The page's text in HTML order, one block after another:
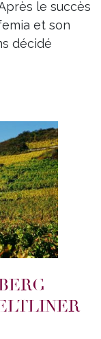
le succès
et son
décidé